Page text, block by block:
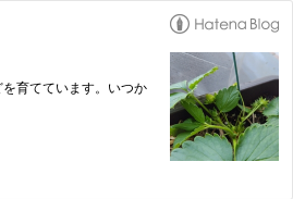
育てています。いつか